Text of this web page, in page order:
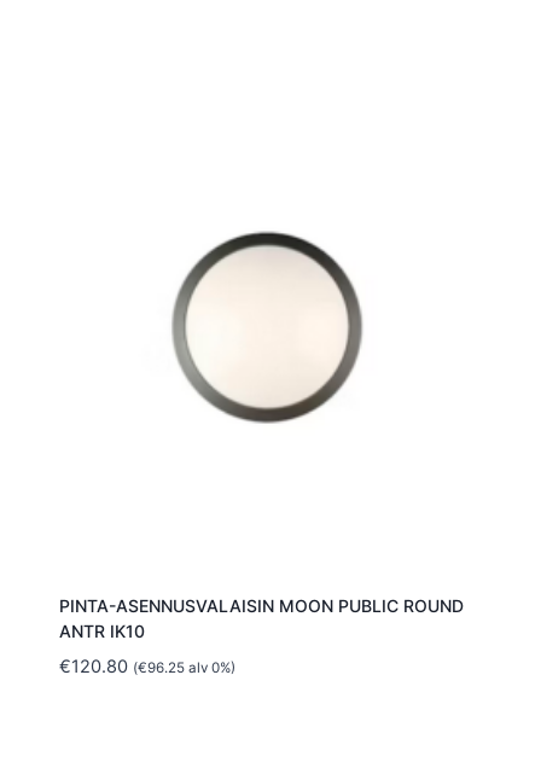
PINTA-ASENNUSVALAISIN MOON PUBLIC ROUND
ANTR IK10
€120.80 (€96.25alv 0%)